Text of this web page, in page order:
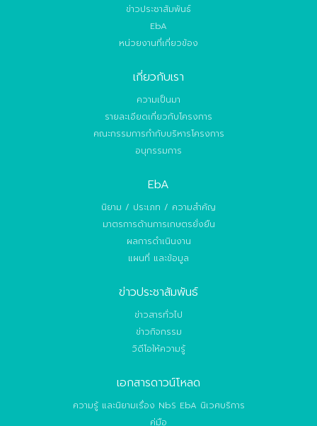
ข่าวประชาสัมพันธ์
EbA
หน่วยงานที่เกี่ยวข้อง
เกี่ยวกับเรา
ความเป็นมา
รายละเอียดเกี่ยวกับโครงการ
คณะกรรมการกำกับบริหารโครงการ
อนุกรรมการ
EbA
นิยาม / ประเภท / ความสำคัญ
มาตรการด้านการเกษตรยั่งยืน
ผลการดำเนินงาน
แผนที่ และข้อมูล
ข่าวประชาสัมพันธ์
ข่าวสารทั่วไป
ข่าวกิจกรรม
วิดีโอให้ความรู้
เอกสารดาวน์โหลด
ความรู้ และนิยามเรื่อง NbS EbA นิเวศบริการ
คู่มือ